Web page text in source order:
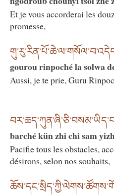
Et je vous accorderai les
promesse,
gourou rinpoché la solwa
Aussi, je te prie, Guru
barché kün zhi chi sam
Pacifie tous les obstacles,
désirons, selon nos souhaits,